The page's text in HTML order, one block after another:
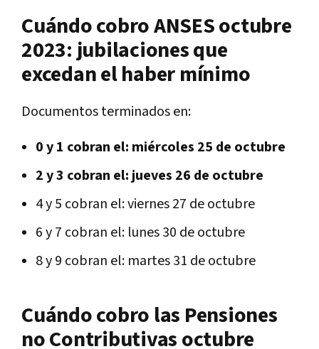
Cuándo cobro ANSES octubre
2023: jubilaciones que
excedan el haber mínimo
Documentos terminados en:
0 y 1 cobran el: miércoles 25 de octubre
2 y 3 cobran el: jueves 26 de octubre
4 y 5 cobran el: viernes 27 de octubre
6 y 7 cobran el: lunes 30 de octubre
8 y 9 cobran el: martes 31 de octubre
Cuándo cobro las Pensiones
no Contributivas octubre